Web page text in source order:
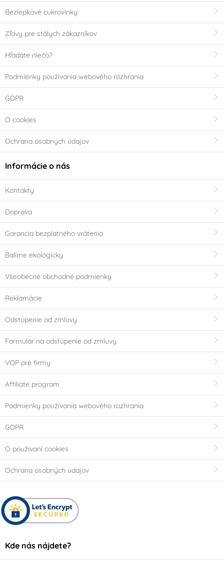
Bezlepkové cukrovinky
Zľavy pre stálych zákazníkov
Hľadáte niečo?
Podmienky používania webového rozhrania
GDPR
O cookies
Ochrana osobných údajov
Informácie o nás
Kontakty
Doprava
Garancia bezplatného vrátenia
Balíme ekologicky
Všeobecné obchodné podmienky
Reklamácie
Odstúpenie od zmluvy
Formulár na odstúpenie od zmluvy
VOP pre firmy
Affiliate program
Podmienky používania webového rozhrania
GDPR
O používaní cookies
Ochrana osobných údajov
Kde nás nájdete?